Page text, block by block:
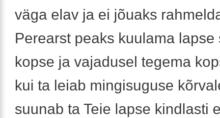
väga elav ja ei jõuaks
Perearst peaks kuulama lapse
kopse ja vajadusel tegema
kui ta leiab mingisuguse
suunab ta Teie lapse kindlasti